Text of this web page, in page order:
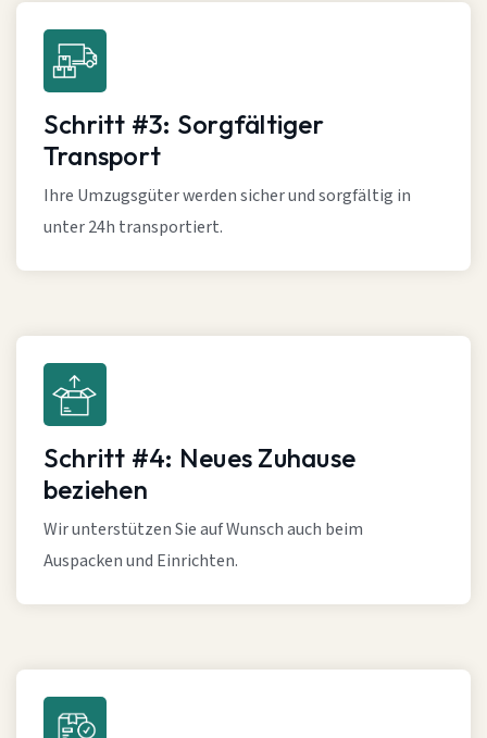
Schritt #3: Sorgfältiger
Transport
Ihre Umzugsgüter werden sicher und sorgfältig in
unter 24h transportiert.
Schritt #4: Neues Zuhause
beziehen
Wir unterstützen Sie auf Wunsch auch beim
Auspacken und Einrichten.